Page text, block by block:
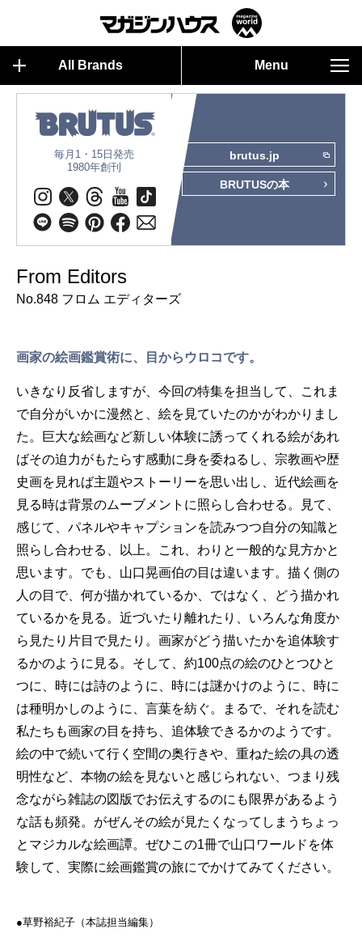
All Brands Menu
毎月1・15日発売
1980年創刊
brutus.jp
BRUTUSの本
From Editors
No.848 フロム エディターズ
画家の絵画鑑賞術に、目からウロコです。
いきなり反省しますが、今回の特集を担当して、これま
で自分がいかに漫然と、絵を見ていたのかがわかりまし
た。巨大な絵画など新しい体験に誘ってくれる絵があれ
ばその迫力がもたらす感動に身を委ねるし、宗教画や歴
史画を見れば主題やストーリーを思い出し、近代絵画を
見る時は背景のムーブメントに照らし合わせる。見て、
感じて、パネルやキャプションを読みつつ自分の知識と
照らし合わせる、以上。これ、わりと一般的な見方かと
思います。でも、山口晃画伯の目は違います。描く側の
人の目で、何が描かれているか、ではなく、どう描かれ
ているかを見る。近づいたり離れたり、いろんな角度か
ら見たり片目で見たり。画家がどう描いたかを追体験す
るかのように見る。そして、約100点の絵のひとつひと
つに、時には詩のように、時には謎かけのように、時に
は種明かしのように、言葉を紡ぐ。まるで、それを読む
私たちも画家の目を持ち、追体験できるかのようです。
絵の中で続いて行く空間の奥行きや、重ねた絵の具の透
明性など、本物の絵を見ないと感じられない、つまり残
念ながら雑誌の図版でお伝えするのにも限界があるよう
な話も頻発。がぜんその絵が見たくなってしまうちょっ
とマジカルな絵画譚。ぜひこの1冊で山口ワールドを体
験して、実際に絵画鑑賞の旅にでかけてみてください。
●︎︎︎草野裕紀子（本誌担当編集）